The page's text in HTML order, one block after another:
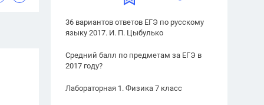
36 вариантов ответов ЕГЭ по русскому
языку 2017. И. П. Цыбулько
Средний балл по предметам за ЕГЭ в
2017 году?
Лабораторная 1. Физика 7 класс